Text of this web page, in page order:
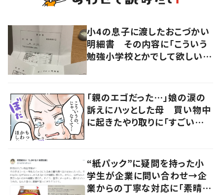
小4の息子に渡したおこづかい
明細書 その内容に「こういう
勉強小学校とかでして欲しい」
「親のエゴだった…」娘の涙の
訴えにハッとした母 買い物中
に起きたやり取りに「すごい分
“紙パック”に疑問を持った小
学生が企業に問い合わせ→企
業からの丁寧な対応に「素晴ら